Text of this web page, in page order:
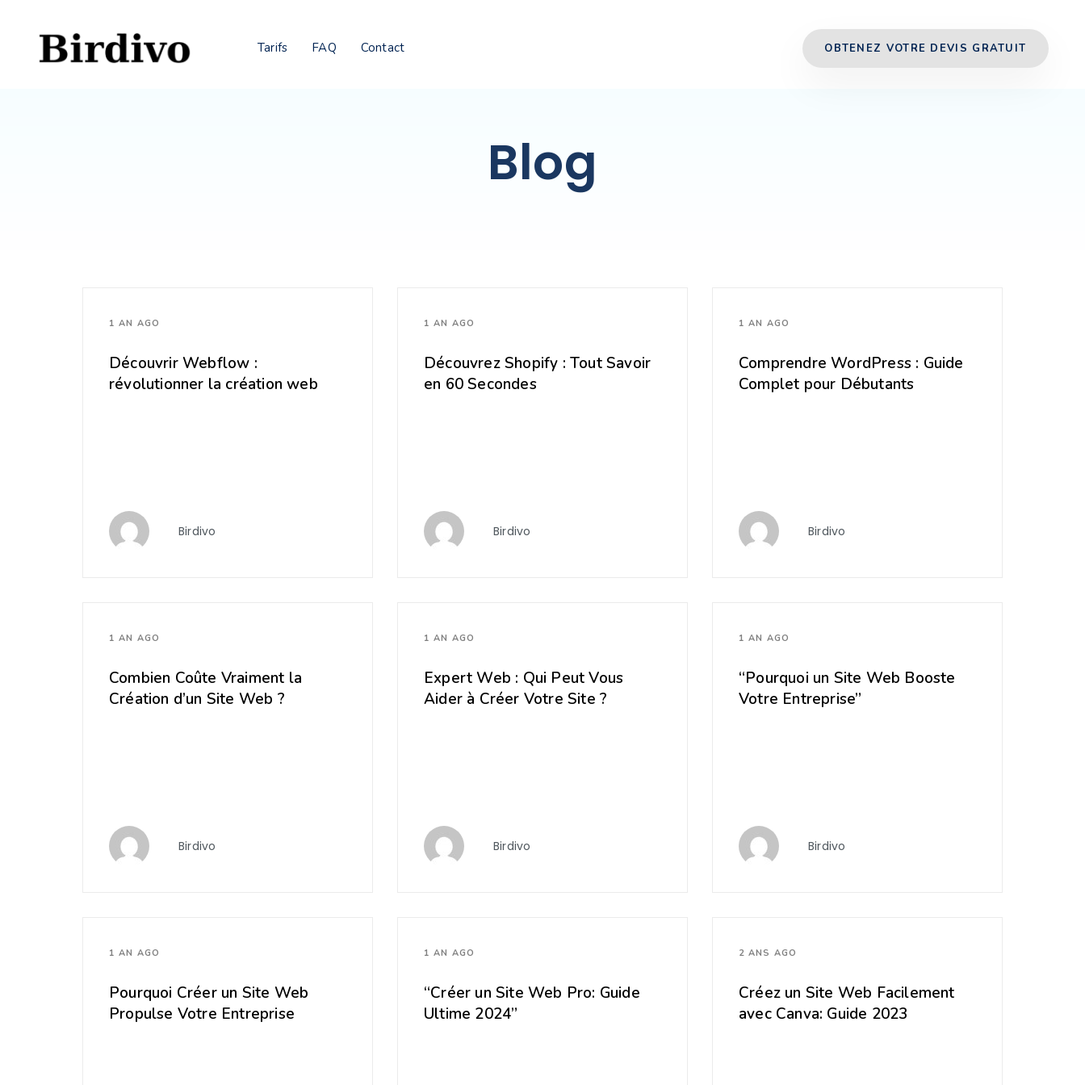
Tarifs FAQ Contact OBTENEZ VOTRE DEVIS GRATUIT
Blog
1 AN AGO
Découvrir Webflow :
révolutionner la création web
Birdivo
1 AN AGO
Découvrez Shopify : Tout Savoir
en 60 Secondes
Birdivo
1 AN AGO
Comprendre WordPress : Guide
Complet pour Débutants
Birdivo
1 AN AGO
Combien Coûte Vraiment la
Création d’un Site Web ?
Birdivo
1 AN AGO
Expert Web : Qui Peut Vous
Aider à Créer Votre Site ?
Birdivo
1 AN AGO
“Pourquoi un Site Web Booste
Votre Entreprise”
Birdivo
1 AN AGO
Pourquoi Créer un Site Web
Propulse Votre Entreprise
1 AN AGO
“Créer un Site Web Pro: Guide
Ultime 2024”
2 ANS AGO
Créez un Site Web Facilement
avec Canva: Guide 2023